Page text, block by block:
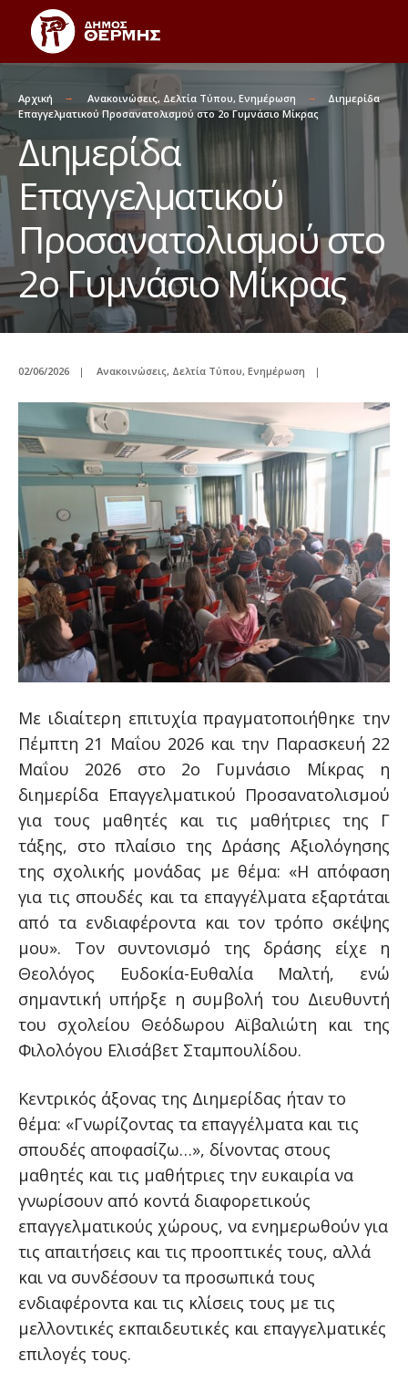
Αρχική Ανακοινώσεις, Δελτία Τύπου, Ενημέρωση
Διημερίδα
Επαγγελματικού Προσανατολισμού στο 2ο Γυμνάσιο Μίκρας
Διημερίδα
Επαγγελματικού
Προσανατολισμού στο
2ο Γυμνάσιο Μίκρας
02/06/2026 | Ανακοινώσεις, Δελτία Τύπου, Ενημέρωση |
Με ιδιαίτερη επιτυχία πραγματοποιήθηκε την
Πέμπτη 21 Μαΐου 2026 και την Παρασκευή 22
Μαΐου 2026 στο 2ο Γυμνάσιο Μίκρας η
διημερίδα Επαγγελματικού Προσανατολισμού
για τους μαθητές και τις μαθήτριες της Γ΄
τάξης, στο πλαίσιο της Δράσης Αξιολόγησης
της σχολικής μονάδας με θέμα: «Η απόφαση
για τις σπουδές και τα επαγγέλματα εξαρτάται
από τα ενδιαφέροντα και τον τρόπο σκέψης
μου». Τον συντονισμό της δράσης είχε η
Θεολόγος Ευδοκία-Ευθαλία Μαλτή, ενώ
σημαντική υπήρξε η συμβολή του Διευθυντή
του σχολείου Θεόδωρου Αϊβαλιώτη και της
Φιλολόγου Ελισάβετ Σταμπουλίδου.
Κεντρικός άξονας της Διημερίδας ήταν το
θέμα: «Γνωρίζοντας τα επαγγέλματα και τις
σπουδές αποφασίζω…», δίνοντας στους
μαθητές και τις μαθήτριες την ευκαιρία να
γνωρίσουν από κοντά διαφορετικούς
επαγγελματικούς χώρους, να ενημερωθούν για
τις απαιτήσεις και τις προοπτικές τους, αλλά
και να συνδέσουν τα προσωπικά τους
ενδιαφέροντα και τις κλίσεις τους με τις
μελλοντικές εκπαιδευτικές και επαγγελματικές
επιλογές τους.